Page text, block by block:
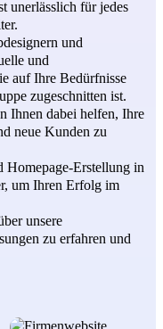
unerlässlich für jedes
und
und
auf Ihre Bedürfnisse
zugeschnitten ist.
Ihnen dabei helfen, Ihre
neue Kunden zu
Homepage-Erstellung in
um Ihren Erfolg im
unsere
zu erfahren und